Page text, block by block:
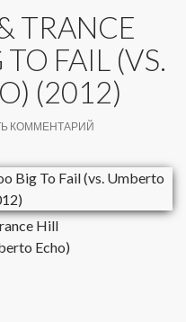
TRANCE
FAIL (VS.
(2012)
КОММЕНТАРИЙ
Hill
Echo)